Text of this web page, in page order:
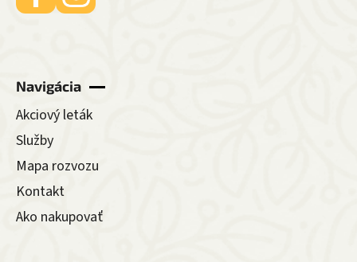
Navigácia
Akciový leták
Služby
Mapa rozvozu
Kontakt
Ako nakupovať